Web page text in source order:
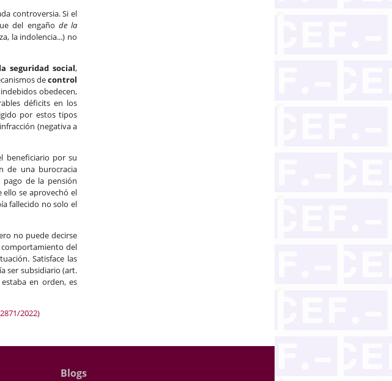
controversia. Si el
del engaño de la
la indolencia...) no
seguridad social,
decontrol
obedecen,
déficits en los
por estos tipos
(negativa a
beneficiario por su
de una burocracia
pago de la pensión
se aprovechó el
fallecido no solo el
no puede decirse
del
Satisface las
ser subsidiario (art.
en orden, es
2022)
Blogs